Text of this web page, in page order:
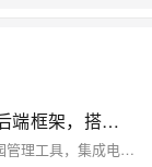
智慧班牌源码，采用Java + Spring Boot后端框架，搭配Vue2前端技术，支持SaaS云部署
智慧班牌系统是一款基于信息化与物联网技术的校园管理工具，集成电子屏显示、人脸识别及数据交互功能，实现班级信息展示、智能考勤与家校互通。系统采用Java + Spring Boot后端框架，搭配Vue2前端技术，支持SaaS云部署与私有化定制。核心功能涵盖信息发布、考勤管理、教务处理及数据分析，助力校园文化建设与教学优化。其综合性和可扩展性有效打破数据孤岛，提升交互体验并降低管理成本，适用于日常教学、考试管理和应急场景，为智慧校园建设提供全面解决方案。